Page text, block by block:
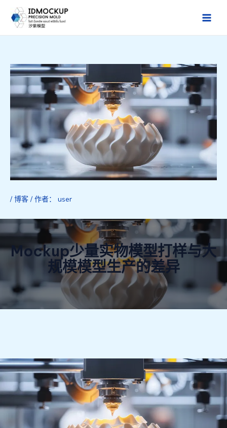
Main
/ 博客/ 作者： user
Mockup少量实物模型打样与大
规模模型生产的差异